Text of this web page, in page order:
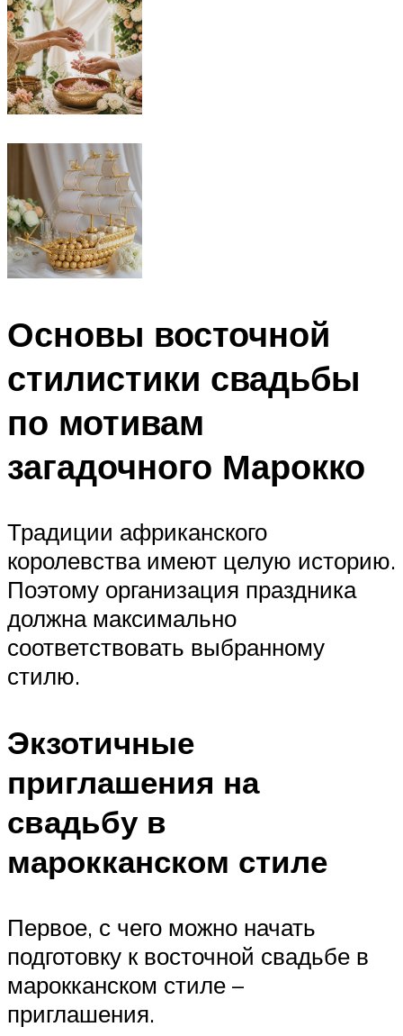
Основы восточной
стилистики свадьбы
по мотивам
загадочного Марокко
Традиции африканского
королевства имеют целую историю.
Поэтому организация праздника
должна максимально
соответствовать выбранному
стилю.
Экзотичные
приглашения на
свадьбу в
марокканском стиле
Первое, с чего можно начать
подготовку к восточной свадьбе в
марокканском стиле –
приглашения.